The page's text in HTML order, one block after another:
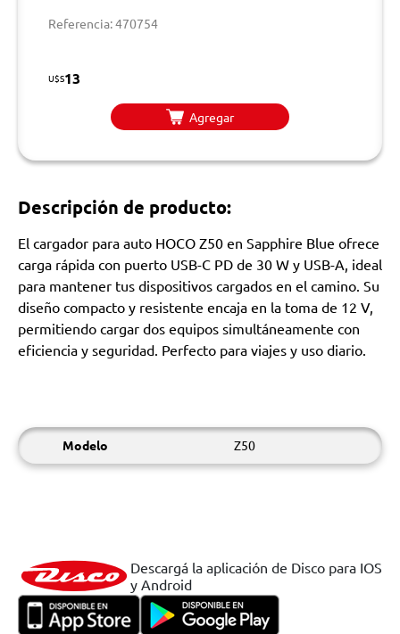
Referencia: 470754
U$S13
Agregar
Descripción de producto:
El cargador para auto HOCO Z50 en Sapphire Blue ofrece
carga rápida con puerto USB-C PD de 30 W y USB-A, ideal
para mantener tus dispositivos cargados en el camino. Su
diseño compacto y resistente encaja en la toma de 12 V,
permitiendo cargar dos equipos simultáneamente con
eficiencia y seguridad. Perfecto para viajes y uso diario.
Modelo Z50
Descargá la aplicación de Disco para IOS
y Android